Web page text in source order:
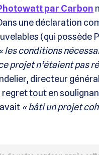
par Carbon
une déclaration
(qui possède
les conditions
projet n’étaient pas
directeur
regret tout en
« bâti un projet